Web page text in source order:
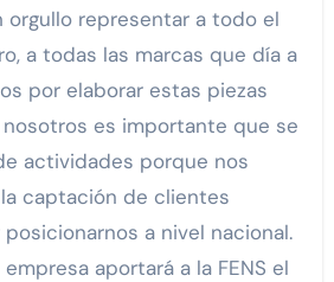
orgullo representar a todo el
a todas las marcas que día a
por elaborar estas piezas
nosotros es importante que se
actividades porque nos
captación de clientes
a nivel nacional.
aportará a la FENS el